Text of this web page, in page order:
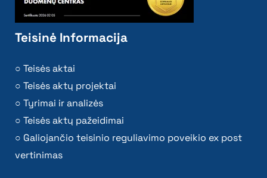
Teisinė Informacija
Teisės aktai
Teisės aktų projektai
Tyrimai ir analizės
Teisės aktų pažeidimai
Galiojančio teisinio reguliavimo poveikio ex post
vertinimas